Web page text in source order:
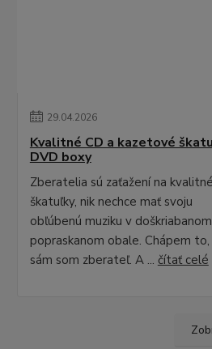
29.04.2026
Kvalitné CD a kazetové
DVD boxy
Zberatelia sú zaťažení na kvalitné
škatuľky, nik nechce mať svoju
obľúbenú muziku v
popraskanom obale. Chápem to,
sám som zberateľ. A ... čítať celé